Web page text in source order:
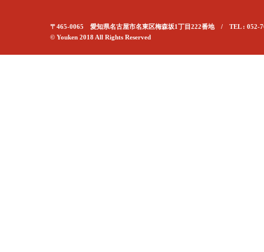
〒465-0065 愛知県名古屋市名東区梅森坂1丁目222番地 / TEL : 052-
© Youken 2018 All Rights Reserved